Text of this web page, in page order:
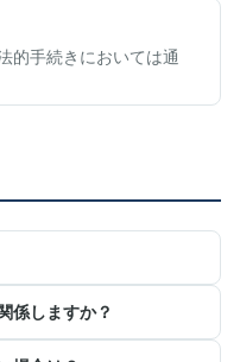
的手続きにおいては通
係しますか？